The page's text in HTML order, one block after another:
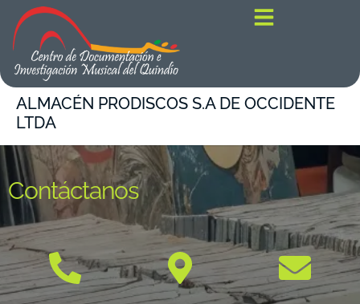
contenido
ALMACÉN PRODISCOS S.A DE OCCIDENTE
LTDA
Contáctanos